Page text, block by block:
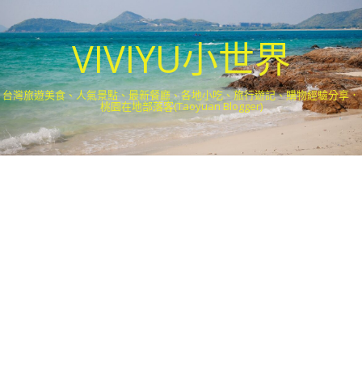
VIVIYU小世界
台灣旅遊美食、人氣景點、最新餐廳、各地小吃、旅行遊記、購物經驗分享．
桃園在地部落客(Taoyuan Blogger)